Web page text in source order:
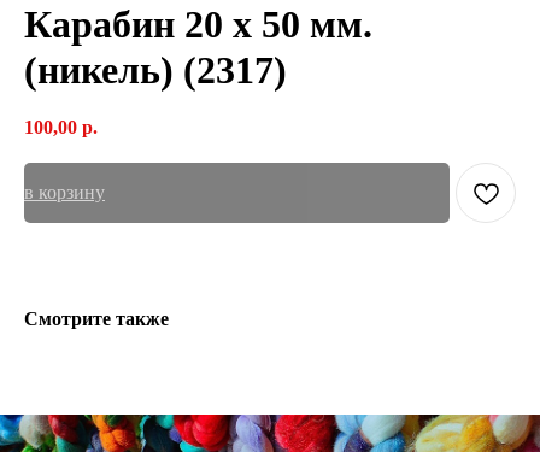
Карабин 20 х 50 мм.
(никель) (2317)
100,00 р.
в корзину
Смотрите также